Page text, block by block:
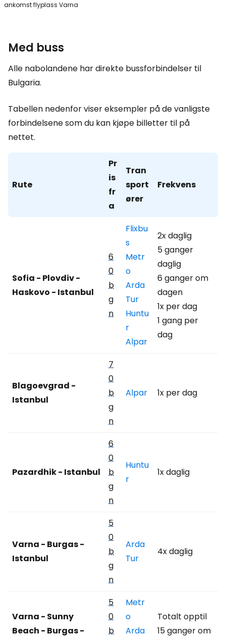
ankomst flyplass Varna
Med buss
Alle nabolandene har direkte bussforbindelser til
Bulgaria.
Tabellen nedenfor viser eksempler på de vanligste
forbindelsene som du kan kjøpe billetter til på
nettet.
Rute
Pr
is
fr
a
Tran
sport
ører
Frekvens
Sofia - Plovdiv -
Haskovo - Istanbul
6
0
b
g
n
Flixbu
s
Metr
o
Arda
Tur
Huntu
r
Alpar
2x daglig
5 ganger
daglig
6 ganger om
dagen
1x per dag
1 gang per
dag
Blagoevgrad -
Istanbul
7
0
b
g
n
Alpar 1x per dag
Pazardhik - Istanbul
6
0
b
g
n
Huntu
r
1x daglig
Varna - Burgas -
Istanbul
5
0
b
g
n
Arda
Tur
4x daglig
Varna - Sunny
Beach - Burgas -
5
0
b
Metr
o
Arda
Totalt opptil
15 ganger om